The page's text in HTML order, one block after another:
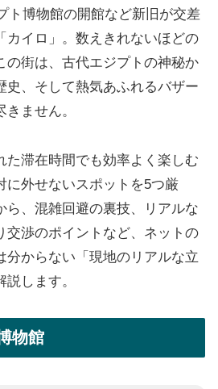
ト博物館の開館など新旧が交差
カイロ」。数えきれないほどの
の街は、古代エジプトの神秘か
史、そして熱気あふれるバザー
ません。
た滞在時間でも効率よく楽しむ
に外せないスポットを5つ厳
ら、混雑回避の裏技、リアルな
交渉のポイントなど、ネットの
分からない「現地のリアルな立
します。
物館